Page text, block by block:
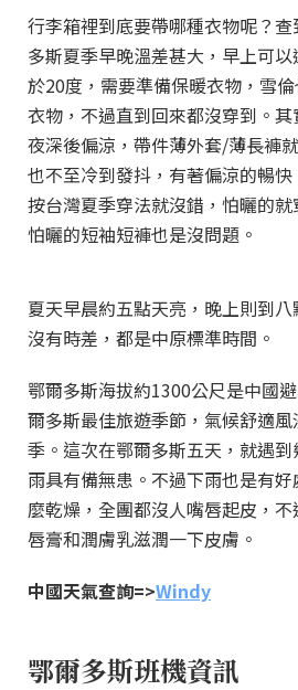
行李箱裡到底要帶哪種衣物呢？
多斯夏季早晚溫差甚大，早上可
於20度，需要準備保暖衣物，雪
衣物，不過直到回來都沒穿到。
夜深後偏涼，帶件薄外套/薄長褲
也不至冷到發抖，有著偏涼的暢
按台灣夏季穿法就沒錯，怕曬的
怕曬的短袖短褲也是沒問題。
夏天早晨約五點天亮，晚上則到
沒有時差，都是中原標準時間。
鄂爾多斯海拔約1300公尺是中國
爾多斯最佳旅遊季節，氣候舒適
季。這次在鄂爾多斯五天，就遇
雨具有備無患。不過下雨也是有
麼乾燥，全團都沒人嘴唇起皮，
唇膏和潤膚乳滋潤一下皮膚。
中國天氣查詢=>Windy
鄂爾多斯班機資訊